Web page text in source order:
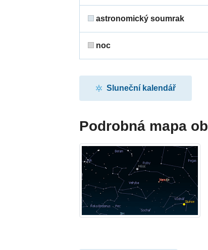
astronomický soumrak
noc
Sluneční kalendář
Podrobná mapa